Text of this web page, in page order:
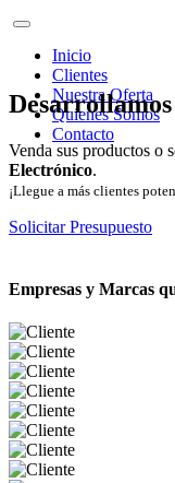
Inicio
Clientes
Nuestra Oferta
Quienes Somos
Contacto
Venda sus productos o
Electrónico.
¡Llegue a más clientes
Solicitar Presupuesto
Empresas y Marcas